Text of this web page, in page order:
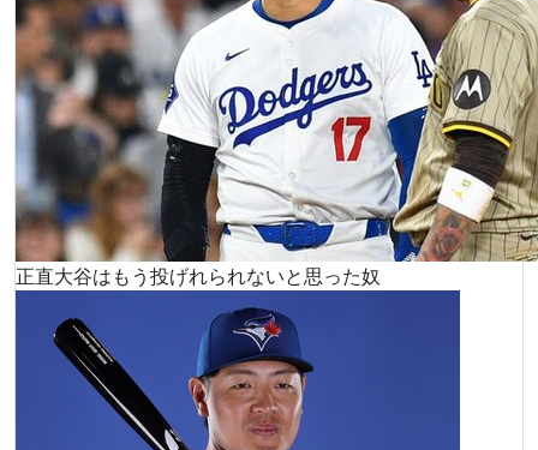
正直大谷はもう投げれられないと思った奴